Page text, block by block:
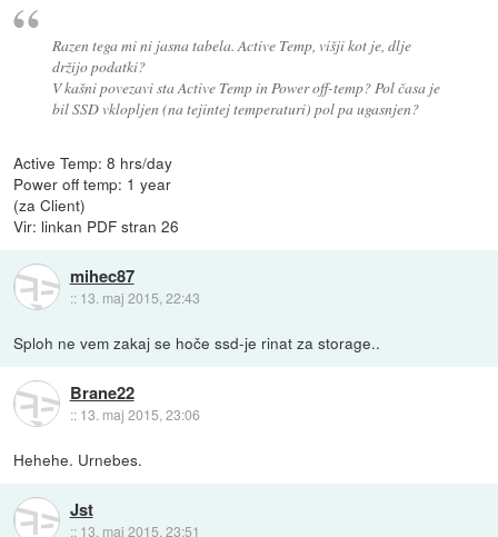
Razen tega mi ni jasna tabela. Active Temp, višji kot je, dlje
držijo podatki?
V kašni povezavi sta Active Temp in Power off-temp? Pol časa je
bil SSD vklopljen (na tejintej temperaturi) pol pa ugasnjen?
Active Temp: 8 hrs/day
Power off temp: 1 year
(za Client)
Vir: linkan PDF stran 26
mihec87
:: 13. maj 2015, 22:43
Sploh ne vem zakaj se hoče ssd-je rinat za storage..
Brane22
:: 13. maj 2015, 23:06
Hehehe. Urnebes.
Jst
:: 13. maj 2015, 23:51